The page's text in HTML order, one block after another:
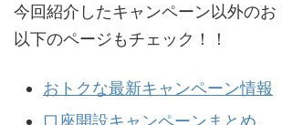
今回紹介したキャンペーン以外のお
以下のページもチェック！！
おトクな最新キャンペーン情報
口座開設キャンペーンまとめ